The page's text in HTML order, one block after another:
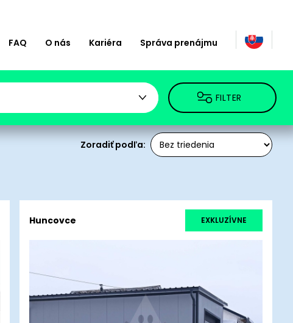
FAQ O nás Kariéra Správa prenájmu
FILTER
Zoradiť podľa:
Huncovce EXKLUZÍVNE